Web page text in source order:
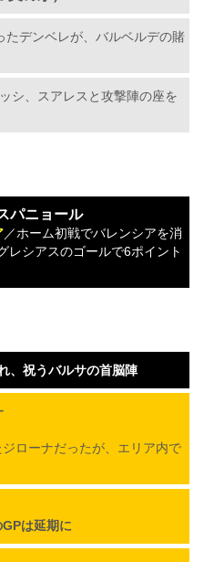
デンベレが、バルベルデの賭
シ、スアレスと攻撃陣の座を
パニョール
／ホーム初戦でバレンシアを消
レシアスのゴールで6ポイント
、祝うバルサの首脳陣
ローナだったが、エリア内で
は延期に